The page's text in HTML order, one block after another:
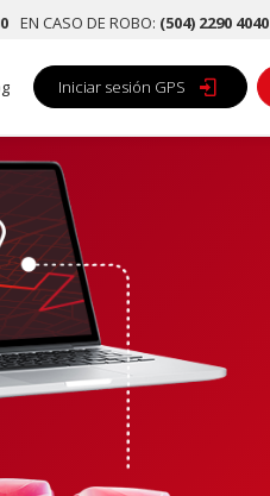
EN CASO DE ROBO: (504) 2290 4040
Iniciar sesión GPS 